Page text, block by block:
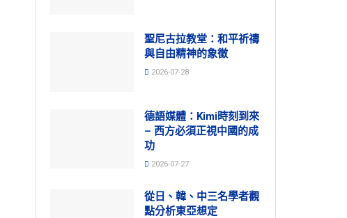
聖尼古拉教堂：和平祈禱
與自由精神的象徵
2026-07-28
德語媒體：Kimi時刻到來
– 西方必須正視中國的成
功
2026-07-27
從日、韓、中三名學者觀
點分析東亞想定